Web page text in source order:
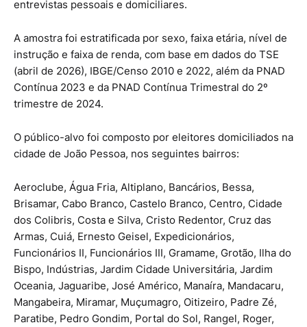
entrevistas pessoais e domiciliares.
A amostra foi estratificada por sexo, faixa etária, nível de
instrução e faixa de renda, com base em dados do TSE
(abril de 2026), IBGE/Censo 2010 e 2022, além da PNAD
Contínua 2023 e da PNAD Contínua Trimestral do 2º
trimestre de 2024.
O público-alvo foi composto por eleitores domiciliados na
cidade de João Pessoa, nos seguintes bairros:
Aeroclube, Água Fria, Altiplano, Bancários, Bessa,
Brisamar, Cabo Branco, Castelo Branco, Centro, Cidade
dos Colibris, Costa e Silva, Cristo Redentor, Cruz das
Armas, Cuiá, Ernesto Geisel, Expedicionários,
Funcionários II, Funcionários III, Gramame, Grotão, Ilha do
Bispo, Indústrias, Jardim Cidade Universitária, Jardim
Oceania, Jaguaribe, José Américo, Manaíra, Mandacaru,
Mangabeira, Miramar, Muçumagro, Oitizeiro, Padre Zé,
Paratibe, Pedro Gondim, Portal do Sol, Rangel, Roger,